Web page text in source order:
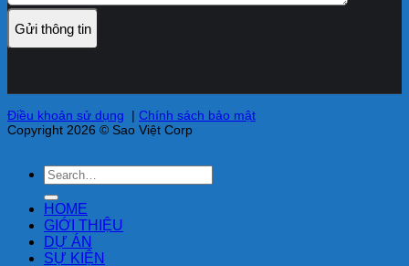
Điều khoản sử dụng | Chính sách bảo mật
Copyright 2026 © Sao Việt Corp
HOME
GIỚI THIỆU
DỰ ÁN
SỰ KIỆN